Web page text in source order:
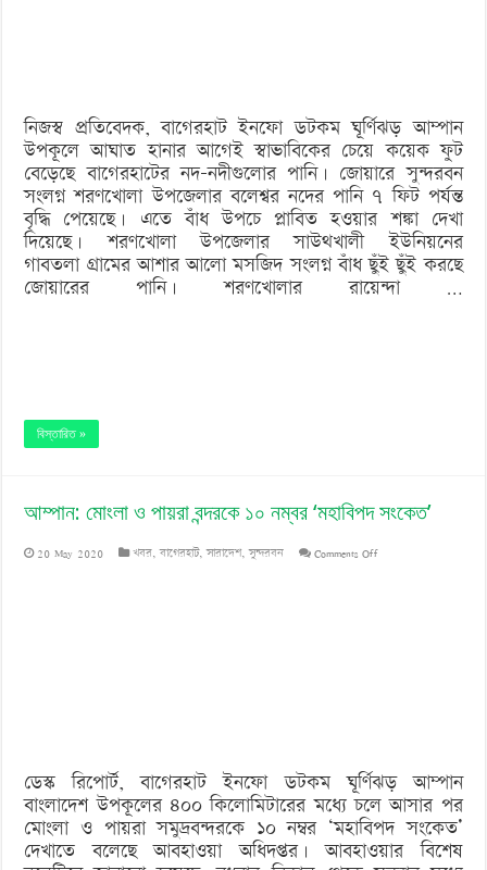
বেড়েছে
নিজস্ব প্রতিবেদক, বাগেরহাট ইনফো ডটকম ঘূর্ণিঝড় আম্পান
উপকূলে আঘাত হানার আগেই স্বাভাবিকের চেয়ে কয়েক ফুট
বেড়েছে বাগেরহাটের নদ-নদীগুলোর পানি। জোয়ারে সুন্দরবন
সংলগ্ন শরণখোলা উপজেলার বলেশ্বর নদের পানি ৭ ফিট পর্যন্ত
বৃদ্ধি পেয়েছে। এতে বাঁধ উপচে প্লাবিত হওয়ার শঙ্কা দেখা
দিয়েছে। শরণখোলা উপজেলার সাউথখালী ইউনিয়নের
গাবতলা গ্রামের আশার আলো মসজিদ সংলগ্ন বাঁধ ছুঁই ছুঁই করছে
জোয়ারের পানি। শরণখোলার রায়েন্দা …
বিস্তারিত »
আম্পান: মোংলা ও পায়রা বন্দরকে ১০ নম্বর ‘মহাবিপদ সংকেত’
20 May 2020 খবর,বাগেরহাট,সারাদেশ,সুন্দরবন Comments Offon
নম্বর
‘মহাবিপদ
সংকেত’
ডেস্ক রিপোর্ট, বাগেরহাট ইনফো ডটকম ঘূর্ণিঝড় আম্পান
বাংলাদেশ উপকূলের ৪০০ কিলোমিটারের মধ্যে চলে আসার পর
মোংলা ও পায়রা সমুদ্রবন্দরকে ১০ নম্বর ‘মহাবিপদ সংকেত’
দেখাতে বলেছে আবহাওয়া অধিদপ্তর। আবহাওয়ার বিশেষ